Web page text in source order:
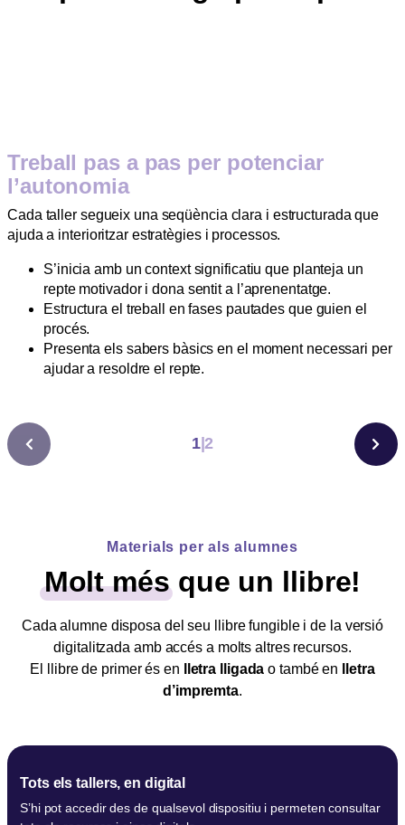
Treball pas a pas per potenciar
l’autonomia
Cada taller segueix una seqüència clara i estructurada que
ajuda a interioritzar estratègies i processos.
S’inicia amb un context significatiu que planteja un
repte motivador i dona sentit a l’aprenentatge.
Estructura el treball en fases pautades que guien el
procés.
Presenta els sabers bàsics en el moment necessari per
ajudar a resoldre el repte.
1|2
Materials per als alumnes
Molt mésque un llibre!
Cada alumne disposa del seu llibre fungible i de la versió
digitalitzada amb accés a molts altres recursos.
El llibre de primer és en
lletra lligada o també en
lletra
d’impremta.
Tots els tallers, en digital
S’hi pot accedir des de qualsevol dispositiu i permeten consultar